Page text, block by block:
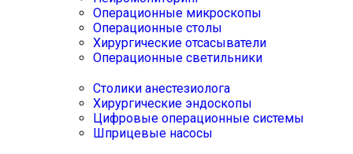
Операционные микроскопы
Операционные столы
Хирургические отсасыватели
Операционные светильники
Столики анестезиолога
Хирургические эндоскопы
Цифровые операционные системы
Шприцевые насосы